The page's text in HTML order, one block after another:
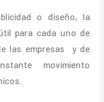
o diseño, la
para cada uno de
las empresas y de
movimiento